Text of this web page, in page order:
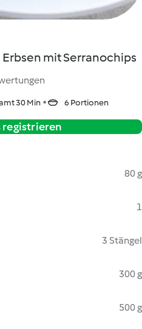
mit Serranochips
30 Min 6 Portionen
registrieren
80 g
1
3 Stängel
300 g
500 g